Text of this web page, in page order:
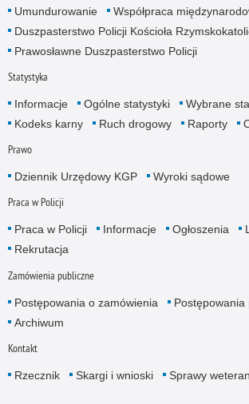
Umundurowanie
Współpraca
Duszpasterstwo Policji Kościoła
Prawosławne Duszpasterstwo Policji
Statystyka
Informacje Ogólne statystyki
Wybrane
Kodeks karny
Ruch drogowy Raporty
Prawo
Dziennik Urzędowy KGP Wyroki sądowe
Praca w Policji
Praca w Policji Informacje Ogłoszenia
Rekrutacja
Zamówienia publiczne
Postępowania o zamówienia
Archiwum
Kontakt
Rzecznik Skargi i wnioski Sprawy